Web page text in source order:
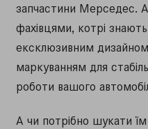
запчастини Мерседес.
фахівцями, котрі
ексклюзивним
маркуванням для
роботи вашого
А чи потрібно шукати їм